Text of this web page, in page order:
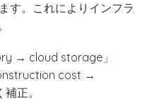
す。これによりインフラ
→ cloud storage」
cost →
正。